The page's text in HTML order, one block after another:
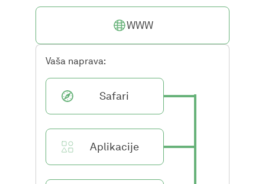
WWW
Vaša naprava:
Safari
Aplikacije